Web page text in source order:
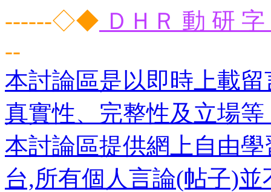
------◇◆ ＤＨＲ 動 研
--
本討論區是以即時上載
真實性、完整性及立場
本討論區提供網上自由
台,所有個人言論(帖子)